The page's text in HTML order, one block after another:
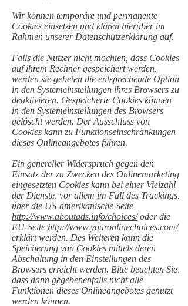
Wir können temporäre und permanente
Cookies einsetzen und klären hierüber im
Rahmen unserer Datenschutzerklärung auf.
Falls die Nutzer nicht möchten, dass Cookies
auf ihrem Rechner gespeichert werden,
werden sie gebeten die entsprechende Option
in den Systemeinstellungen ihres Browsers zu
deaktivieren. Gespeicherte Cookies können
in den Systemeinstellungen des Browsers
gelöscht werden. Der Ausschluss von
Cookies kann zu Funktionseinschränkungen
dieses Onlineangebotes führen.
Ein genereller Widerspruch gegen den
Einsatz der zu Zwecken des Onlinemarketing
eingesetzten Cookies kann bei einer Vielzahl
der Dienste, vor allem im Fall des Trackings,
über die US-amerikanische Seite
http://www.aboutads.info/choices/oder die
EU-Seite http://www.youronlinechoices.com/
erklärt werden. Des Weiteren kann die
Speicherung von Cookies mittels deren
Abschaltung in den Einstellungen des
Browsers erreicht werden. Bitte beachten Sie,
dass dann gegebenenfalls nicht alle
Funktionen dieses Onlineangebotes genutzt
werden können.